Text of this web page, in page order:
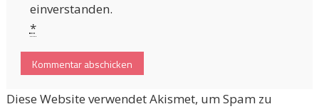
einverstanden.
*
Diese Website verwendet Akismet, um Spam zu